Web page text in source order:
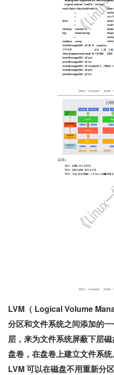
LVM（ Logical Volume
分区和文件系统之间添加的
层，来为文件系统屏蔽下层
盘卷，在盘卷上建立文件系
LVM 可以在磁盘不用重新分